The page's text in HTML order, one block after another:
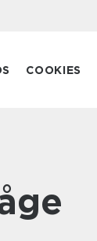
COOKIES